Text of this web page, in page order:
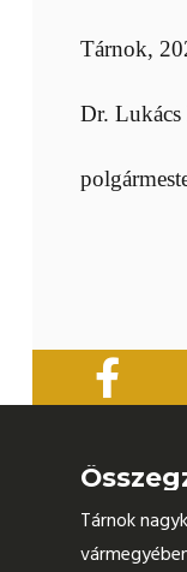
Tárnok,
Dr. Lukács
Tárnok